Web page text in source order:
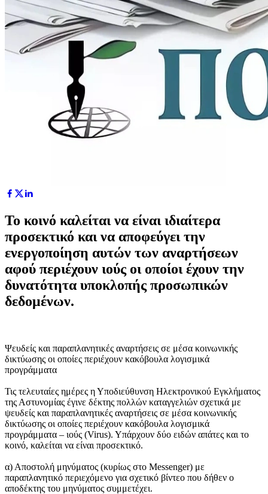
Το κοινό καλείται να είναι ιδιαίτερα
προσεκτικό και να αποφεύγει την
ενεργοποίηση αυτών των αναρτήσεων
αφού περιέχουν ιούς οι οποίοι έχουν την
δυνατότητα υποκλοπής προσωπικών
δεδομένων.
Ψευδείς και παραπλανητικές αναρτήσεις σε μέσα κοινωνικής
δικτύωσης οι οποίες περιέχουν κακόβουλα λογισμικά
προγράμματα
Τις τελευταίες ημέρες η Υποδιεύθυνση Ηλεκτρονικού Εγκλήματος
της Αστυνομίας έγινε δέκτης πολλών καταγγελιών σχετικά με
ψευδείς και παραπλανητικές αναρτήσεις σε μέσα κοινωνικής
δικτύωσης οι οποίες περιέχουν κακόβουλα λογισμικά
προγράμματα – ιούς (Virus). Υπάρχουν δύο ειδών απάτες και το
κοινό, καλείται να είναι προσεκτικό.
α) Αποστολή μηνύματος (κυρίως στο Messenger) με
παραπλανητικό περιεχόμενο για σχετικό βίντεο που δήθεν ο
αποδέκτης του μηνύματος συμμετέχει.